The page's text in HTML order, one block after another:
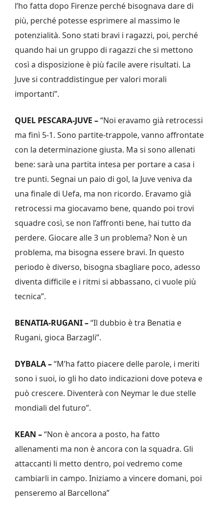
l’ho fatta dopo Firenze perché bisognava dare di
più, perché potesse esprimere al massimo le
potenzialità. Sono stati bravi i ragazzi, poi, perché
quando hai un gruppo di ragazzi che si mettono
così a disposizione è più facile avere risultati. La
Juve si contraddistingue per valori morali
importanti”.
QUEL PESCARA-JUVE –“Noi eravamo già retrocessi
ma finì 5-1. Sono partite-trappole, vanno affrontate
con la determinazione giusta. Ma si sono allenati
bene: sarà una partita intesa per portare a casa i
tre punti. Segnai un paio di gol, la Juve veniva da
una finale di Uefa, ma non ricordo. Eravamo già
retrocessi ma giocavamo bene, quando poi trovi
squadre così, se non l’affronti bene, hai tutto da
perdere. Giocare alle 3 un problema? Non è un
problema, ma bisogna essere bravi. In questo
periodo è diverso, bisogna sbagliare poco, adesso
diventa difficile e i ritmi si abbassano, ci vuole più
tecnica”.
BENATIA-RUGANI –“Il dubbio è tra Benatia e
Rugani, gioca Barzagli”.
DYBALA –“M’ha fatto piacere delle parole, i meriti
sono i suoi, io gli ho dato indicazioni dove poteva e
può crescere. Diventerà con Neymar le due stelle
mondiali del futuro”.
KEAN –“Non è ancora a posto, ha fatto
allenamenti ma non è ancora con la squadra. Gli
attaccanti li metto dentro, poi vedremo come
cambiarli in campo. Iniziamo a vincere domani, poi
penseremo al Barcellona”